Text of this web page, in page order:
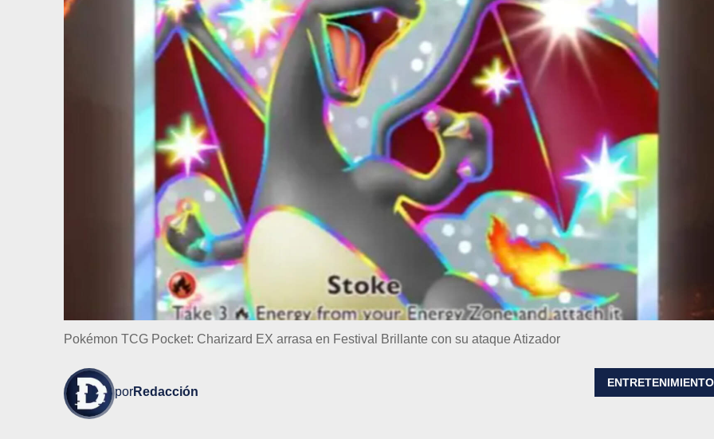
Pokémon TCG Pocket: Charizard EX arrasa en Festival Brillante con su ataque Atizador
porRedacción
ENTRETENIMIENTO